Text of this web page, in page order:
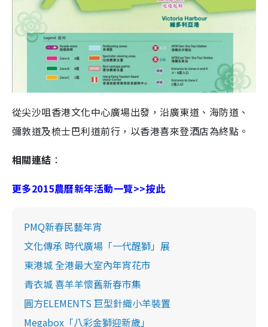
從尖沙咀香港文化中心廣場出發，沿廣東道、海防道、
彌敦道及梳士巴利道前行，以香港喜來登酒店為終點。
相關連結 ：
更多2015農曆新年活動一覽>>按此
PMQ新春民藝年宵
文化傳承 時代廣場「一代醒獅」展
東港城 全港最大室內年宵花市
青衣城 喜羊羊懷舊新春市集
圓方ELEMENTS 巨型針織小羊裝置
Megabox「八彩金獅迎新歲」